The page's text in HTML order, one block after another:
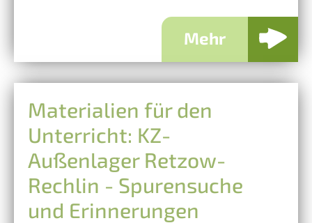
Mehr
Materialien für den
Unterricht: KZ-
Außenlager Retzow-
Rechlin - Spurensuche
und Erinnerungen